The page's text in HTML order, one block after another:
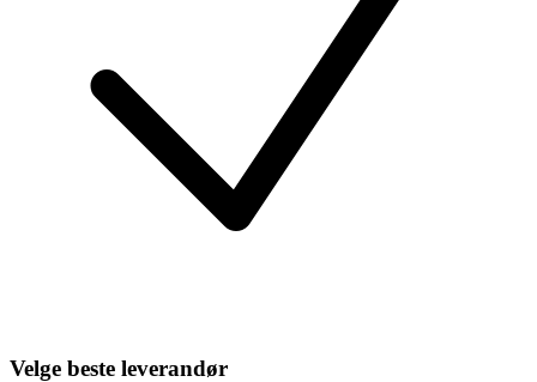
Velge beste leverandør